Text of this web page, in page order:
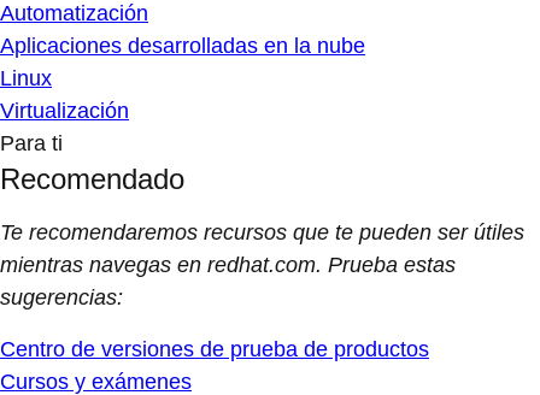
Automatización
Aplicaciones desarrolladas en la nube
Linux
Virtualización
Para ti
Recomendado
Te recomendaremos recursos que te pueden ser útiles
mientras navegas en redhat.com. Prueba estas
sugerencias:
Centro de versiones de prueba de productos
Cursos y exámenes